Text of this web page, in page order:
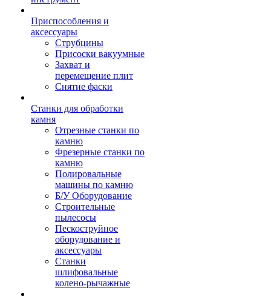
Приспособления и
аксессуары
Струбцины
Присоски вакуумные
Захват и
перемещение плит
Снятие фаски
Станки для обработки
камня
Отрезные станки по
камню
Фрезерные станки по
камню
Полировальные
машины по камню
Б/У Оборудование
Строительные
пылесосы
Пескоструйное
оборудование и
аксессуары
Станки
шлифовальные
колено-рычажные